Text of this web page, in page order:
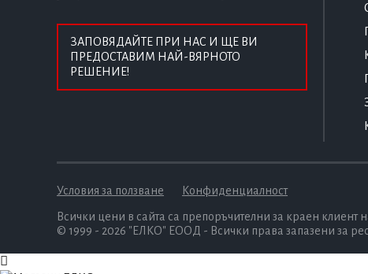
ЗАПОВЯДАЙТЕ ПРИ НАС И ЩЕ ВИ
ПРЕДОСТАВИМ НАЙ-ВЯРНОТО
РЕШЕНИЕ!
Условия за ползване Конфиденциалност
Всички цени в сайта са препоръчителни за краен
© 1999 - 2026 "ЕЛКО" ЕООД - Всички права запазени за